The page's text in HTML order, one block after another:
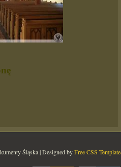
Śląska | Designed byFree CSS